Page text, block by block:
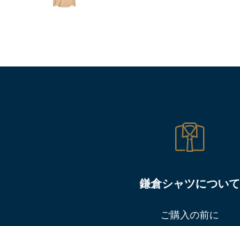
鎌倉シャツについて
ご購入の前に